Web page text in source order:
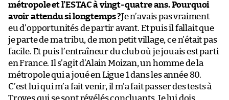
métropole et l’ESTAC à vingt-quatre ans. Pourquoi
avoir attendu si longtemps ?Je n’avais pas vraiment
eu d’opportunités de partir avant. Et puis il fallait que
je parte de ma tribu, de mon petit village, ce n’était pas
facile. Et puis l’entraîneur du club où je jouais est parti
en France. Il s’agit d’Alain Moizan, un homme de la
métropole qui a joué en Ligue 1 dans les année 80.
C’est lui qui m’a fait venir, il m’a fait passer des tests à
Troyes qui se sont révélés concluants. Je lui dois